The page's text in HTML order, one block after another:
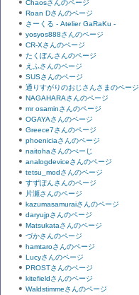
Chaosさんのページ
Roan Dさんのページ
さーくる - Atelier GaRaKu -
yosyos888さんのページ
CR-Xさんのページ
たくぼんさんのページ
えふさんのページ
SUSさんのページ
通りすがりのおじさんさまのページ
NAGAHARAさんのページ
mr osaminさんのページ
OGAYAさんのページ
Greece7さんのページ
phoeniciaさんのページ
naitohaさんのぺーじ
analogdeviceさんのページ
tetsu_modさんのページ
すずぽんさんのページ
片瀬さんのページ
kazumasamuraiさんのページ
daryujpさんのページ
Matsukataさんのページ
づかさんのページ
hamtaroさんのページ
Lucyさんのページ
PROSTさんのページ
kitefieldさんのページ
Waldstimmeさんのページ